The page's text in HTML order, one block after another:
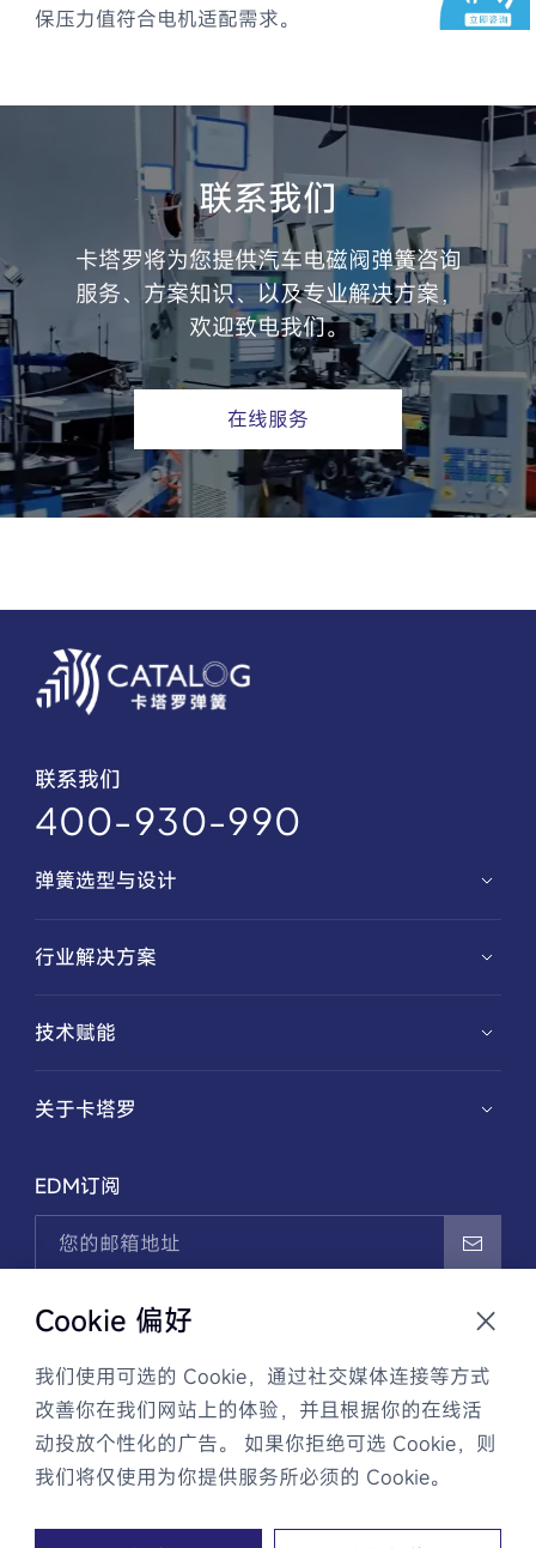
无源自力记忆合金温控阀
保压力值符合电机适配需求。
联系我们
卡塔罗将为您提供汽车电磁阀弹簧咨询
服务、方案知识、以及专业解决方案，
欢迎致电我们。
在线服务
联系我们
400-930-990
弹簧选型与设计
行业解决方案
机械解决方案
电子解决方案
技术赋能
关于卡塔罗
创新历程
EDM订阅
我已阅读并同意
，且通过EDM邮件接收卡塔罗
商业信息和最新动态。可随时联系客服取消订阅。
隐私政策 法律声明 网站地图
Cookie 偏好
我们使用可选的 Cookie，通过社交媒体连接等方式
改善你在我们网站上的体验，并且根据你的在线活
动投放个性化的广告。 如果你拒绝可选 Cookie，则
我们将仅使用为你提供服务所必须的 Cookie。